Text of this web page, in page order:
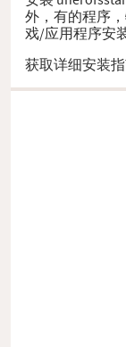
外，有的程序
戏/应用程序安
获取详细安装